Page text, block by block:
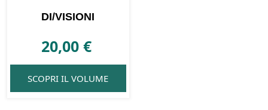
DI/VISIONI
20,00€
SCOPRI IL VOLUME